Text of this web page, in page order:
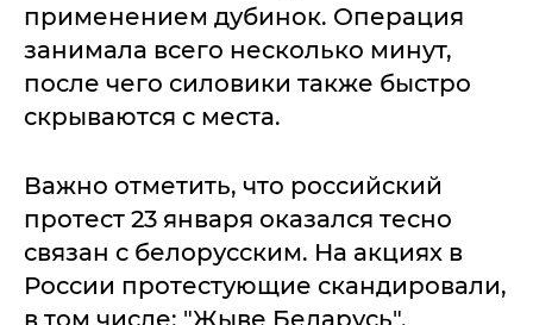
применением дубинок. Операция
занимала всего несколько минут,
после чего силовики также быстро
скрываются с места.
Важно отметить, что российский
протест 23 января оказался тесно
связан с белорусским. На акциях в
России протестующие скандировали,
в том числе: "Жыве Беларусь".